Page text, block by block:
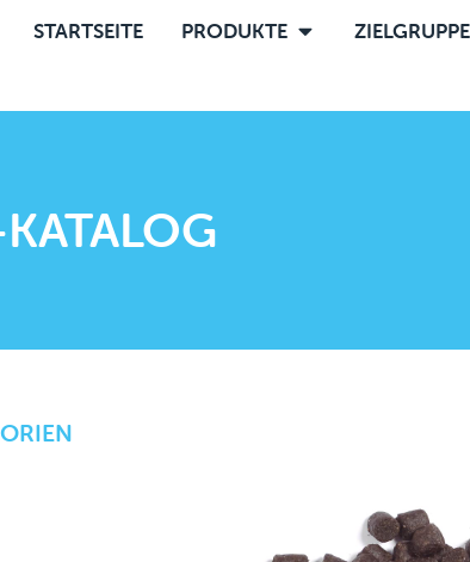
STARTSEITE PRODUKTE ZIELGRUPPE